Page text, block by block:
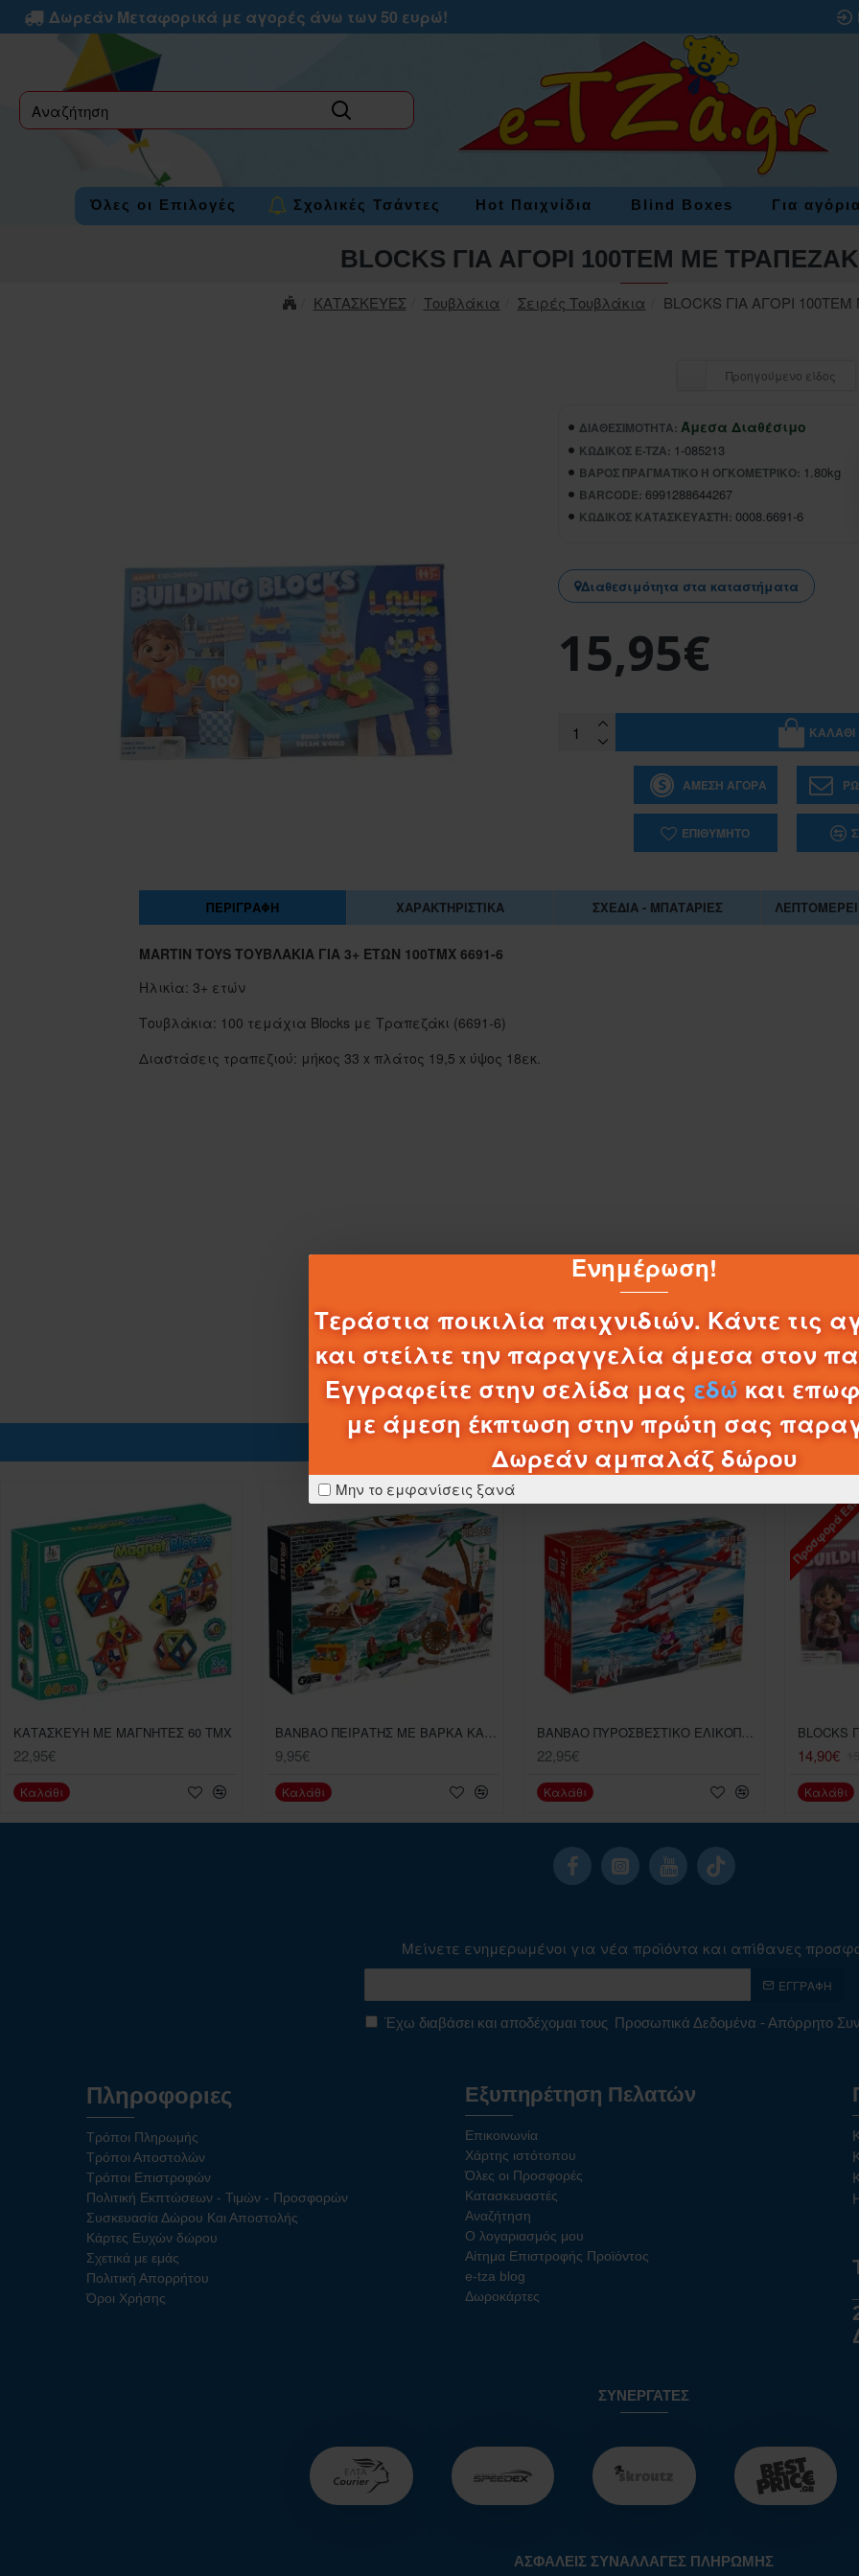
Ενημέρωση!
Τεράστια ποικιλία παιχνιδιών. Κάντε τις
και στείλτε την παραγγελία άμεσα στον
Εγγραφείτε στην σελίδα μας εδώ και
με άμεση έκπτωση στην πρώτη σας
Δωρεάν αμπαλάζ δώρου
Μην το εμφανίσεις ξανά
Δωρεάν Μεταφορικά με αγορές άνω των 50 ευρώ!
label
Όλες οι Επιλογές Σχολικές Τσάντες Hot Παιχνίδια Blind Boxes Για αγόρια
ΚΑΤΑΣΚΕΥΕΣ Τουβλάκια Σειρές Τουβλάκια ΒLΟCΚS ΓΙΑ ΑΓΟΡΙ 100ΤΕΜ
ΒLΟCΚS ΓΙΑ ΑΓΟΡΙ 100ΤΕΜ ΜΕ
Προηγούμενο είδος
ΔΙΑΘΕΣΙΜΌΤΗΤΑ: Άμεσα Διαθέσιμο
ΚΩΔΙΚΌΣ E-TZA: 1-085213
ΒΆΡΟΣ ΠΡΑΓΜΑΤΙΚΌ Ή ΟΓΚΟΜΕΤΡΙΚΌ: 1.80kg
BARCODE: 6991288644267
ΚΩΔΙΚΌΣ ΚΑΤΑΣΚΕΥΑΣΤΉ: 0008.6691-6
Διαθεσιμότητα στα καταστήματα
15,95€
ΚΑΛΆΘΙ
ΆΜΕΣΗ ΑΓΟΡΆ
ΕΠΙΘΥΜΗΤΌ
ΠΕΡΙΓΡΑΦΉ ΧΑΡΑΚΤΗΡΙΣΤΙΚΆ ΣΧΈΔΙΑ - ΜΠΑΤΑΡΊΕΣ
MARTIN TOYS ΤΟΥΒΛΆΚΙΑ ΓΙΑ 3+ ΕΤΏΝ 100ΤΜΧ 6691-6
Ηλικία: 3+ ετών
Τουβλάκια: 100 τεμάχια Blocks με Τραπεζάκι (6691-6)
Διαστάσεις τραπεζιού: μήκος 33 x πλάτος 19,5 x ύψος 18εκ.
ΣΑΚΟΥΛΑ ΤΖΑ 45Χ55 ΕΚ.
ΚΑΛΆΘΙ
ΠΡΟΪΌΝΤΑ ΚΑΤΗΓΟΡΊΑΣ
ΚΑΤΑΣΚΕΥΗ ΜΕ ΜΑΓΝΗΤΕΣ 60 ΤΜΧ
22,95€
Καλάθι
9,95€
Καλάθι
BANBAO ΠΥΡΟΣΒΕΣΤΙΚΟ ΕΛΙΚΟΠΤΕΡΟ 272PCS
22,95€
Καλάθι
ΠΤΏΣΗ
Προσφορά
14,90€
Καλάθι
Μείνετε ενημερωμένοι για νέα προϊόντα και απίθανες
ΕΓΓΡΑΦΉ
Έχω διαβάσει και αποδέχομαι τους Προσωπικά Δεδομένα - Απόρρητο
Πληροφοριες
Τρόποι Πληρωμής
Τρόποι Αποστολών
Τρόποι Επιστροφών
Πολιτική Εκπτώσεων - Τιμών - Προσφορών
Συσκευασία Δώρου Και Αποστολής
Κάρτες Ευχών δώρου
Σχετικά με εμάς
Πολιτική Απορρήτου
Όροι Χρήσης
Εξυπηρέτηση Πελατών
Επικοινωνία
Χάρτης ιστότοπου
Όλες οι Προσφορές
Κατασκευαστές
Αναζήτηση
Ο λογαριασμός μου
Αίτημα Επιστροφής Προϊόντος
e-tza blog
Δωροκάρτες
ΣΥΝΕΡΓΆΤΕΣ
ΑΣΦΑΛΕΊΣ ΣΥΝΑΛΛΑΓΈΣ ΠΛΗΡΩΜΉΣ